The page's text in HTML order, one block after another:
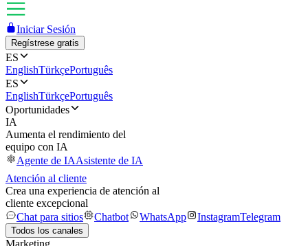
Iniciar Sesión
Regístrese gratis
ES
EnglishTürkçePortuguês
ES
EnglishTürkçePortuguês
Oportunidades
IA
Aumenta el rendimiento del
equipo con IA
Agente de IAAsistente de IA
Atención al cliente
Crea una experiencia de atención al
cliente excepcional
Chat para sitios
Chatbot WhatsApp InstagramTelegram
Todos los canales
Marketing